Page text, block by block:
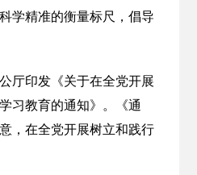
学精准的衡量标尺，倡导
厅印发《关于在全党开展
习教育的通知》。《通
，在全党开展树立和践行